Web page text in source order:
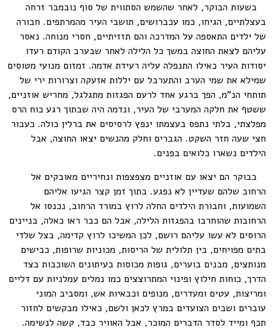
בשעות הבוקר, לאחר שהשמש הסתווית של סוף נובמבר זרחה
בעצלתיים, הגיחו, כמו עכברושים, תושבי העיר מהמרתפים. חבורה
של ילדים התאספה על המדרכה והם תזזיתיים, חסרי מנוחה. נאסר
עליהם לצאת החוצה במשך כל הלילה לאחר שבערב הקודם רעדו
יסודות העיר כאילו התנפלה עליה רעידת אדמה. זמזום מנועי מטוסים
שמילא את שמי הערב והתערבל עם יללות אזעקה וצרורות ירי של
תותחי הנ"מ, הפך ברגע אחד לרעם הפגזות מתגלגל, מחריש אוזניים,
ששטף את חלקה המערבי של העיר, ונדמה היה שבתוך רגע כוח הרס
מפלצתי, בלתי נתפס בעצמתו ינפץ לרסיסים את ברלין כולה. כעבור
חצי שעה חזר השקט. הגברים וחלק מהנשים יצאו החוצה, אבל
הילדים נשארו כלואים בפנים.
בבוקר הם יצאו עם אוזניים מצפצפות ונחיריים מאובקים אל
הרחוב שלהם שעדיין לא נפגע. בתוך זמן קצר הגיעו אליהם
השמועות, וחבורת הילדים החלה לרוץ במורד הרחוב, נכנסו אל
הרחובות שהוחרבו בהפגזות הלילה, אבל הם כבר ראו כאלה, בניינים
הרוסים לא עשו עליהם רושם, לכן המשיכו לרוץ קדימה, בצל שלדי
בתים מפויחים, בין תלולית של הריסות, מכוניות שרופות, כבישים
מנותצים, מבנים בוערים, גופות מכוסות בעיתונים השוכבות בצד
הדרך, כוחות חילוץ ופינוי המתרוצצים כמו נמלים עמלניות עם דליים
ומריצות, עטים ומעדרים, מנופים וכבאיות אש, ומסביב המוני
עוברים ושבים הצועדים במרץ לכאן ולשם, כאילו מבקשים לחזור
תכף ומייד לסדר הדברים המוכר, אבל האוויר כבד, קשה לנשימה.